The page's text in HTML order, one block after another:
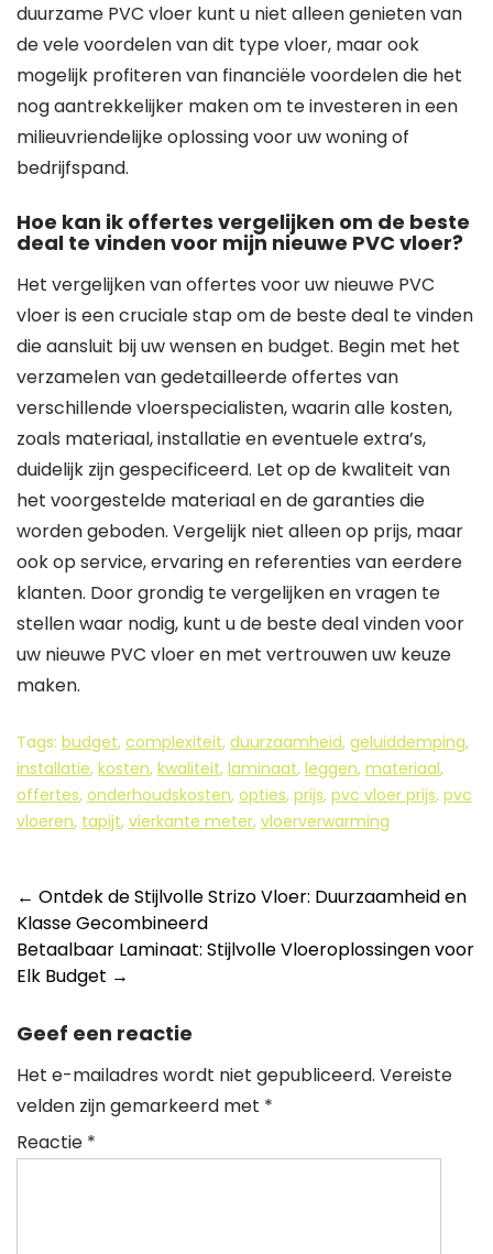
duurzame PVC vloer kunt u niet alleen genieten van
de vele voordelen van dit type vloer, maar ook
mogelijk profiteren van financiële voordelen die het
nog aantrekkelijker maken om te investeren in een
milieuvriendelijke oplossing voor uw woning of
bedrijfspand.
Hoe kan ik offertes vergelijken om de beste
deal te vinden voor mijn nieuwe PVC vloer?
Het vergelijken van offertes voor uw nieuwe PVC
vloer is een cruciale stap om de beste deal te vinden
die aansluit bij uw wensen en budget. Begin met het
verzamelen van gedetailleerde offertes van
verschillende vloerspecialisten, waarin alle kosten,
zoals materiaal, installatie en eventuele extra’s,
duidelijk zijn gespecificeerd. Let op de kwaliteit van
het voorgestelde materiaal en de garanties die
worden geboden. Vergelijk niet alleen op prijs, maar
ook op service, ervaring en referenties van eerdere
klanten. Door grondig te vergelijken en vragen te
stellen waar nodig, kunt u de beste deal vinden voor
uw nieuwe PVC vloer en met vertrouwen uw keuze
maken.
Tags: budget, complexiteit, duurzaamheid, geluiddemping,
installatie, kosten, kwaliteit, laminaat, leggen, materiaal,
offertes, onderhoudskosten, opties, prijs, pvc vloer prijs, pvc
vloeren, tapijt, vierkante meter, vloerverwarming
Berichtnavigatie
← Ontdek de Stijlvolle Strizo Vloer: Duurzaamheid en
Klasse Gecombineerd
Betaalbaar Laminaat: Stijlvolle Vloeroplossingen voor
Elk Budget →
Geef een reactie
Het e-mailadres wordt niet gepubliceerd. Vereiste
velden zijn gemarkeerd met *
Reactie *